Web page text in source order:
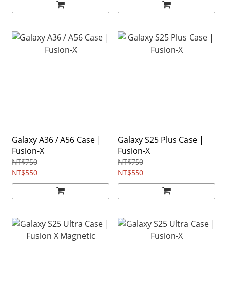
Galaxy A36 / A56 Case |
Fusion-X
NT$750
NT$550
Galaxy S25 Plus Case |
Fusion-X
NT$750
NT$550